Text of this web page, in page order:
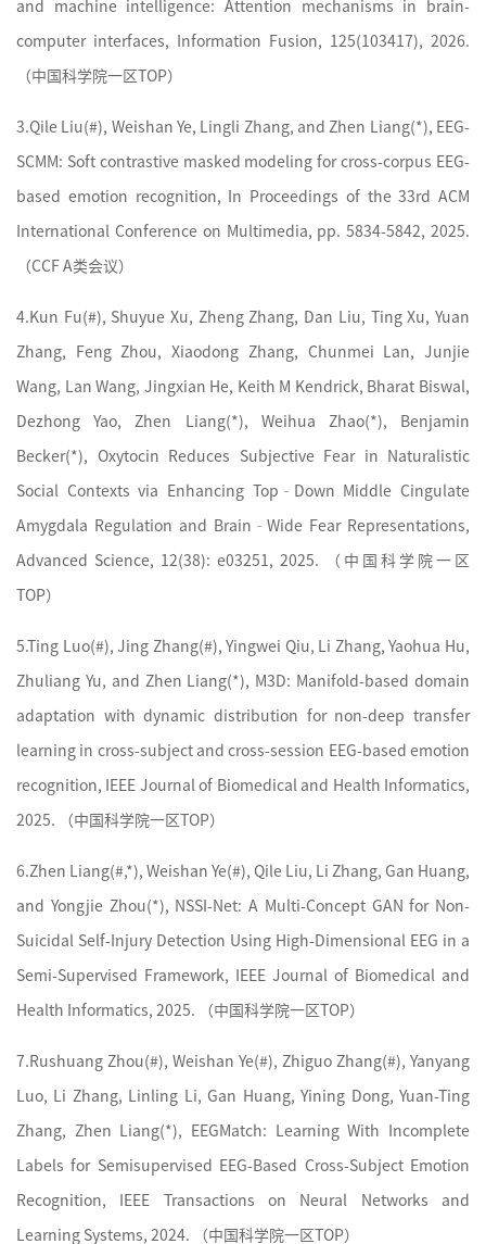
and machine intelligence: Attention mechanisms in brain-
computer interfaces, Information Fusion, 125(103417), 2026.
（中国科学院一区TOP）
3. Qile Liu(#), Weishan Ye, Lingli Zhang, and Zhen Liang(*), EEG-
SCMM: Soft contrastive masked modeling for cross-corpus EEG-
based emotion recognition, In Proceedings of the 33rd ACM
International Conference on Multimedia, pp. 5834-5842, 2025.
（CCF A类会议）
4. Kun Fu(#), Shuyue Xu, Zheng Zhang, Dan Liu, Ting Xu, Yuan
Zhang, Feng Zhou, Xiaodong Zhang, Chunmei Lan, Junjie
Wang, Lan Wang, Jingxian He, Keith M Kendrick, Bharat Biswal,
Dezhong Yao, Zhen Liang(*), Weihua Zhao(*), Benjamin
Becker(*), Oxytocin Reduces Subjective Fear in Naturalistic
Social Contexts via Enhancing Top‐Down Middle Cingulate
Amygdala Regulation and Brain‐Wide Fear Representations,
Advanced Science, 12(38): e03251, 2025. （ 中国科学院 一区
TOP）
5. Ting Luo(#), Jing Zhang(#), Yingwei Qiu, Li Zhang, Yaohua Hu,
Zhuliang Yu, and Zhen Liang(*), M3D: Manifold-based domain
adaptation with dynamic distribution for non-deep transfer
learning in cross-subject and cross-session EEG-based emotion
recognition, IEEE Journal of Biomedical and Health Informatics,
2025. （中国科学院一区TOP）
6. Zhen Liang(#,*), Weishan Ye(#), Qile Liu, Li Zhang, Gan Huang,
and Yongjie Zhou(*), NSSI-Net: A Multi-Concept GAN for Non-
Suicidal Self-Injury Detection Using High-Dimensional EEG in a
Semi-Supervised Framework, IEEE Journal of Biomedical and
Health Informatics, 2025. （中国科学院一区TOP）
7. Rushuang Zhou(#), Weishan Ye(#), Zhiguo Zhang(#), Yanyang
Luo, Li Zhang, Linling Li, Gan Huang, Yining Dong, Yuan-Ting
Zhang, Zhen Liang(*), EEGMatch: Learning With Incomplete
Labels for Semisupervised EEG-Based Cross-Subject Emotion
Recognition, IEEE Transactions on Neural Networks and
Learning Systems, 2024. （中国科学院一区TOP）